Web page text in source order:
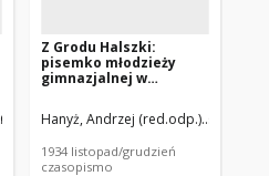
Orlik, Michał (red.)
Z Grodu Halszki:
pisemko młodzieży
gimnazjalnej w
listopad/grudzień R.6
Nr9
Hanyż, Andrzej (red.odp.)
1934 listopad/grudzień
czasopismo